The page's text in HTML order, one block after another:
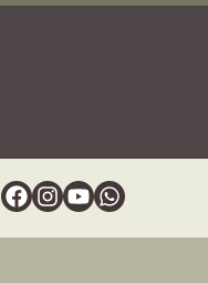
Facebook
Instagram
Youtube
Whatsapp